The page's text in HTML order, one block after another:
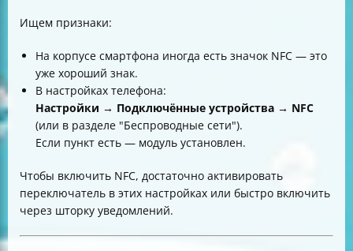
Ищем признаки:
На корпусе смартфона иногда есть значок NFC — это
уже хороший знак.
В настройках телефона:
Настройки → Подключённые устройства → NFC
(или в разделе "Беспроводные сети").
Если пункт есть — модуль установлен.
Чтобы включить NFC, достаточно активировать
переключатель в этих настройках или быстро включить
через шторку уведомлений.